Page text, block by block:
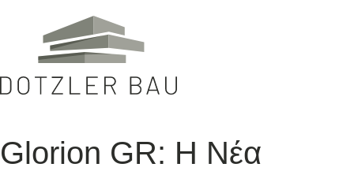
Glorion GR: Η Νέα